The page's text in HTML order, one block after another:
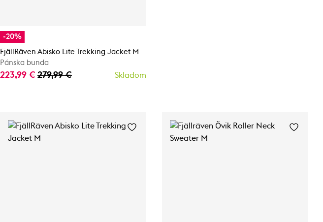
-20%
FjällRäven Abisko Lite Trekking Jacket M
Pánska bunda
223,99 € 279,99 € Skladom